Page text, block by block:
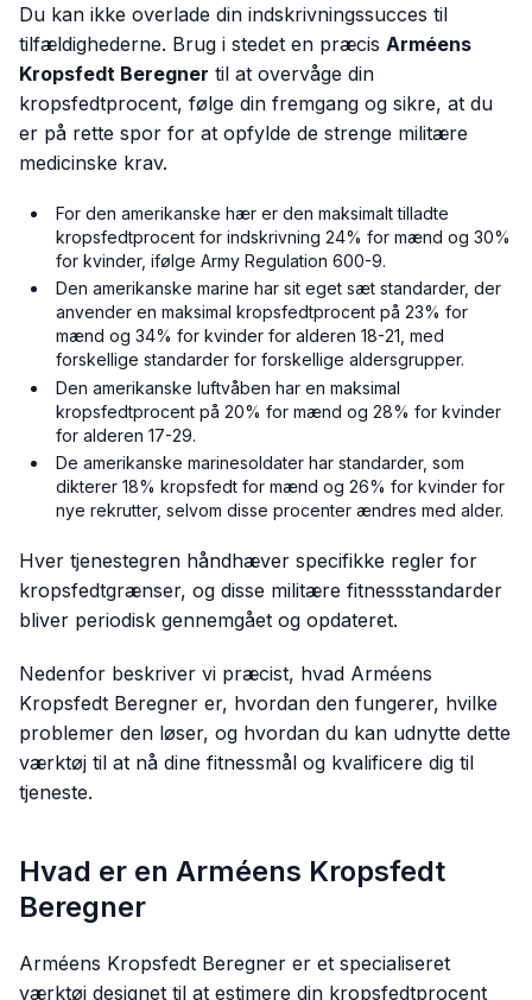
Du kan ikke overlade din indskrivningssucces til
tilfældighederne. Brug i stedet en præcis Arméens
Kropsfedt Beregner til at overvåge din
kropsfedtprocent, følge din fremgang og sikre, at du
er på rette spor for at opfylde de strenge militære
medicinske krav.
For den amerikanske hær er den maksimalt tilladte
kropsfedtprocent for indskrivning 24% for mænd og 30%
for kvinder, ifølge Army Regulation 600-9.
Den amerikanske marine har sit eget sæt standarder, der
anvender en maksimal kropsfedtprocent på 23% for
mænd og 34% for kvinder for alderen 18-21, med
forskellige standarder for forskellige aldersgrupper.
Den amerikanske luftvåben har en maksimal
kropsfedtprocent på 20% for mænd og 28% for kvinder
for alderen 17-29.
De amerikanske marinesoldater har standarder, som
dikterer 18% kropsfedt for mænd og 26% for kvinder for
nye rekrutter, selvom disse procenter ændres med alder.
Hver tjenestegren håndhæver specifikke regler for
kropsfedtgrænser, og disse militære fitnessstandarder
bliver periodisk gennemgået og opdateret.
Nedenfor beskriver vi præcist, hvad Arméens
Kropsfedt Beregner er, hvordan den fungerer, hvilke
problemer den løser, og hvordan du kan udnytte dette
værktøj til at nå dine fitnessmål og kvalificere dig til
tjeneste.
Hvad er en Arméens Kropsfedt
Beregner
Arméens Kropsfedt Beregner er et specialiseret
værktøj designet til at estimere din kropsfedtprocent